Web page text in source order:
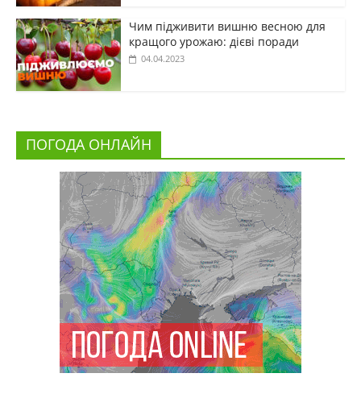
Чим підживити вишню весною для
кращого урожаю: дієві поради
04.04.2023
ПОГОДА ОНЛАЙН